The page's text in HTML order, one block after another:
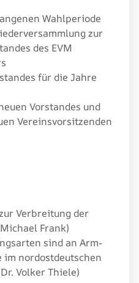
Wahlperiode
zur
des EVM
für die Jahre
Vorstandes und
Vereinsvorsitzenden
Verbreitung der
Frank)
sind an Arm-
im nordostdeutschen
Volker Thiele)